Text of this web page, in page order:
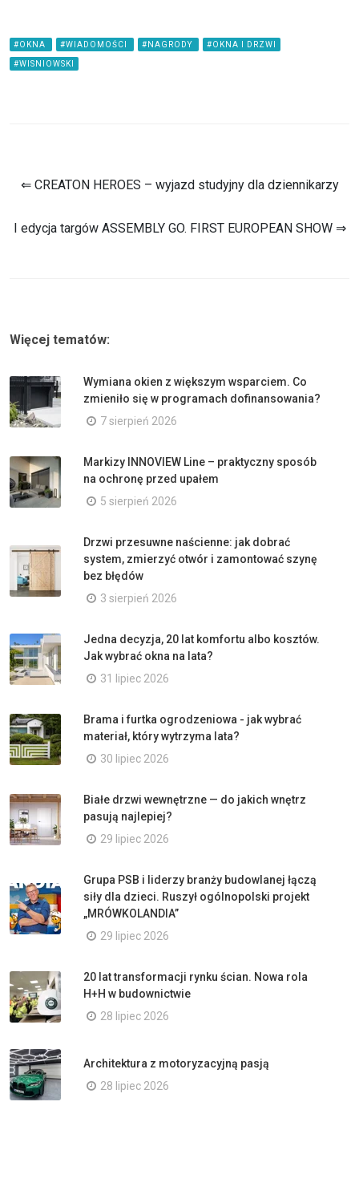
#OKNA #WIADOMOŚCI #NAGRODY #OKNA I DRZWI
#WISNIOWSKI
⇐ CREATON HEROES – wyjazd studyjny dla dziennikarzy
I edycja targów ASSEMBLY GO. FIRST EUROPEAN SHOW ⇒
Więcej tematów:
Wymiana okien z większym wsparciem. Co
zmieniło się w programach dofinansowania?
7 sierpień 2026
Markizy INNOVIEW Line – praktyczny sposób
na ochronę przed upałem
5 sierpień 2026
Drzwi przesuwne naścienne: jak dobrać
system, zmierzyć otwór i zamontować szynę
bez błędów
3 sierpień 2026
Jedna decyzja, 20 lat komfortu albo kosztów.
Jak wybrać okna na lata?
31 lipiec 2026
Brama i furtka ogrodzeniowa - jak wybrać
materiał, który wytrzyma lata?
30 lipiec 2026
Białe drzwi wewnętrzne — do jakich wnętrz
pasują najlepiej?
29 lipiec 2026
Grupa PSB i liderzy branży budowlanej łączą
siły dla dzieci. Ruszył ogólnopolski projekt
„MRÓWKOLANDIA”
29 lipiec 2026
20 lat transformacji rynku ścian. Nowa rola
H+H w budownictwie
28 lipiec 2026
Architektura z motoryzacyjną pasją
28 lipiec 2026